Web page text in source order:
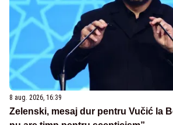
8 aug. 2026, 16:39
Zelenski, mesaj dur pentru Vučić la